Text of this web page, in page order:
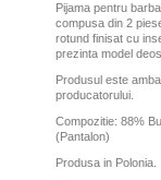
Pijama pentru
compusa din 2
rotund finisat cu
prezinta model
Produsul este
producatorului.
Compozitie: 88%
(Pantalon)
Produsa in Polonia.